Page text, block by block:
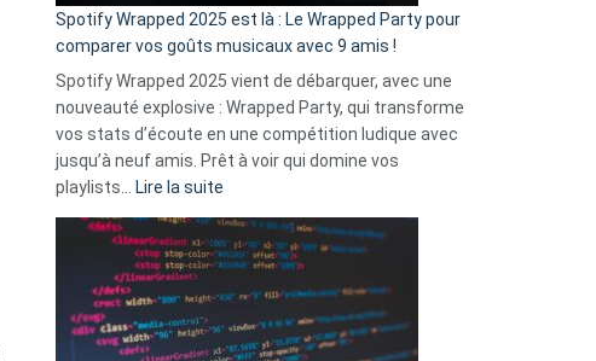
»
Solly
change
la
vie
sans-
abri
en
3
secondes
Spotify Wrapped 2025 est là : Le Wrapped Party pour
comparer vos goûts musicaux avec 9 amis !
Spotify Wrapped 2025 vient de débarquer, avec une
nouveauté explosive : Wrapped Party, qui transforme
vos stats d’écoute en une compétition ludique avec
jusqu’à neuf amis. Prêt à voir qui domine vos
playlists…
Lire la suite
Wrapped
2025
est
: